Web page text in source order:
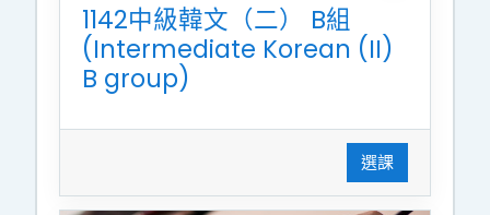
1142中級韓文（二） B組
(Intermediate Korean (II)
B group)
選課